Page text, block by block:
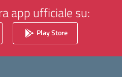
app ufficiale su:
Play Store